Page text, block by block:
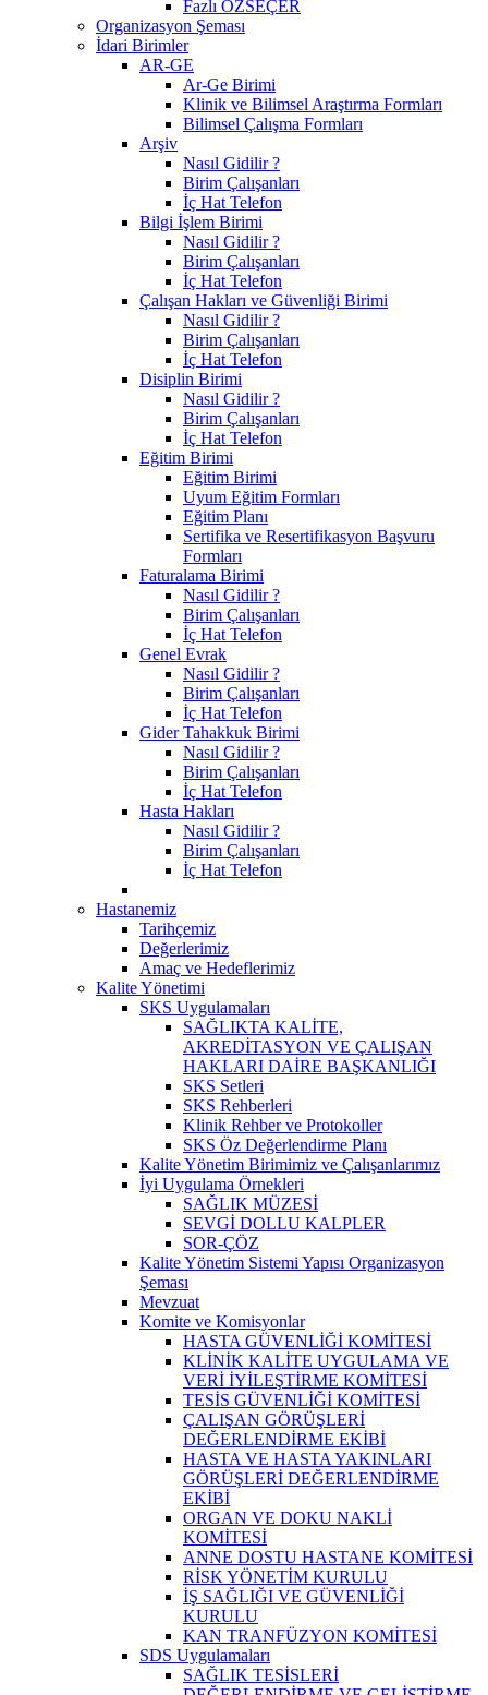
Fazlı ÖZSEÇER
Organizasyon Şeması
İdari Birimler
AR-GE
Ar-Ge Birimi
Klinik ve Bilimsel Araştırma Formları
Bilimsel Çalışma Formları
Arşiv
Nasıl Gidilir ?
Birim Çalışanları
İç Hat Telefon
Bilgi İşlem Birimi
Nasıl Gidilir ?
Birim Çalışanları
İç Hat Telefon
Çalışan Hakları ve Güvenliği Birimi
Nasıl Gidilir ?
Birim Çalışanları
İç Hat Telefon
Disiplin Birimi
Nasıl Gidilir ?
Birim Çalışanları
İç Hat Telefon
Eğitim Birimi
Eğitim Birimi
Uyum Eğitim Formları
Eğitim Planı
Sertifika ve Resertifikasyon Başvuru
Formları
Faturalama Birimi
Nasıl Gidilir ?
Birim Çalışanları
İç Hat Telefon
Genel Evrak
Nasıl Gidilir ?
Birim Çalışanları
İç Hat Telefon
Gider Tahakkuk Birimi
Nasıl Gidilir ?
Birim Çalışanları
İç Hat Telefon
Hasta Hakları
Nasıl Gidilir ?
Birim Çalışanları
İç Hat Telefon
Hastanemiz
Tarihçemiz
Değerlerimiz
Amaç ve Hedeflerimiz
Kalite Yönetimi
SKS Uygulamaları
SAĞLIKTA KALİTE,
AKREDİTASYON VE ÇALIŞAN
HAKLARI DAİRE BAŞKANLIĞI
SKS Setleri
SKS Rehberleri
Klinik Rehber ve Protokoller
SKS Öz Değerlendirme Planı
Kalite Yönetim Birimimiz ve Çalışanlarımız
İyi Uygulama Örnekleri
SAĞLIK MÜZESİ
SEVGİ DOLLU KALPLER
SOR-ÇÖZ
Kalite Yönetim Sistemi Yapısı Organizasyon
Şeması
Mevzuat
Komite ve Komisyonlar
HASTA GÜVENLİĞİ KOMİTESİ
KLİNİK KALİTE UYGULAMA VE
VERİ İYİLEŞTİRME KOMİTESİ
TESİS GÜVENLİĞİ KOMİTESİ
ÇALIŞAN GÖRÜŞLERİ
DEĞERLENDİRME EKİBİ
HASTA VE HASTA YAKINLARI
GÖRÜŞLERİ DEĞERLENDİRME
EKİBİ
ORGAN VE DOKU NAKLİ
KOMİTESİ
ANNE DOSTU HASTANE KOMİTESİ
RİSK YÖNETİM KURULU
İŞ SAĞLIĞI VE GÜVENLİĞİ
KURULU
KAN TRANFÜZYON KOMİTESİ
SDS Uygulamaları
SAĞLIK TESİSLERİ